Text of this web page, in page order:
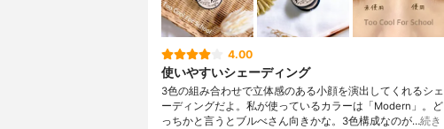
4.00
使いやすいシェーディング
3色の組み合わせで立体感のある小顔を演出してくれるシェ
ーディングだよ。私が使っているカラーは「Modern」。ど
っちかと言うとブルべさん向きかな。3色構成なのが…続き